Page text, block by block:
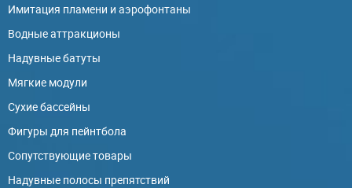
Имитация пламени и аэрофонтаны
Водные аттракционы
Надувные батуты
Мягкие модули
Сухие бассейны
Фигуры для пейнтбола
Сопутствующие товары
Надувные полосы препятствий